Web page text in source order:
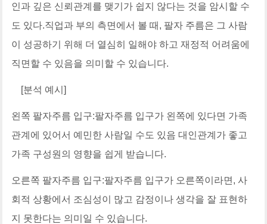
인과 깊은 신뢰관계를 맺기가 쉽지 않다는 것을 암시할 수
도 있다.직업과 부의 측면에서 볼 때, 팔자 주름은 그 사람
이 성공하기 위해 더 열심히 일해야 하고 재정적 어려움에
직면할 수 있음을 의미할 수 있습니다.
[분석 예시]
왼쪽 팔자주름 입구:팔자주름 입구가 왼쪽에 있다면 가족
관계에 있어서 예민한 사람일 수도 있음 대인관계가 좋고
가족 구성원의 영향을 쉽게 받습니다.
오른쪽 팔자주름 입구:팔자주름 입구가 오른쪽이라면, 사
회적 상황에서 조심성이 많고 감정이나 생각을 잘 표현하
지 못한다는 의미일 수 있습니다.